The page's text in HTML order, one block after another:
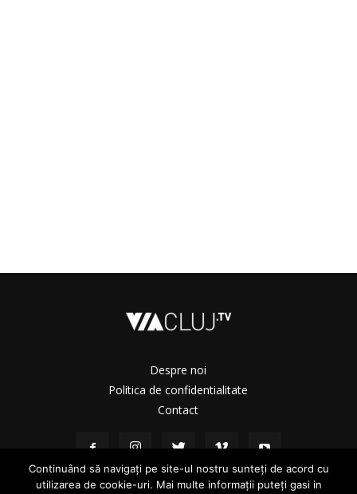
Despre noi
Politica de confidentialitate
Contact
Continuând să navigați pe site-ul nostru sunteți de acord cu
utilizarea de cookie-uri. Mai multe informații puteți gasi in